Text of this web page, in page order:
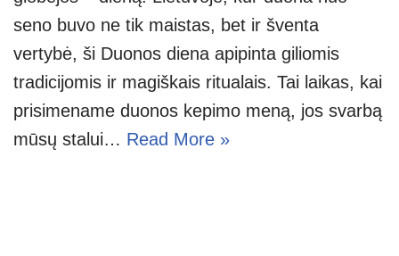
seno buvo ne tik maistas, bet ir šventa
vertybė, ši Duonos diena apipinta giliomis
tradicijomis ir magiškais ritualais. Tai laikas, kai
prisimename duonos kepimo meną, jos svarbą
mūsų stalui… Read More »